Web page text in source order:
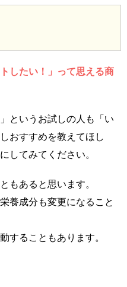
したい！」って思える商
というお試しの人も「い
おすすめを教えてほし
してみてください。
もあると思います。
養成分も変更になること
することもあります。